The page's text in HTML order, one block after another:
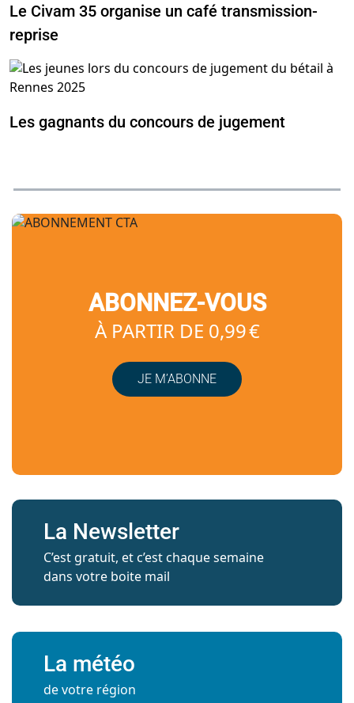
Le Civam 35 organise un café transmission-
reprise
Les gagnants du concours de jugement
ABONNEZ-VOUS
À PARTIR DE 0,99 €
JE M’ABONNE
La Newsletter
C’est gratuit, et c’est chaque semaine
dans votre boite mail
La météo
de votre région